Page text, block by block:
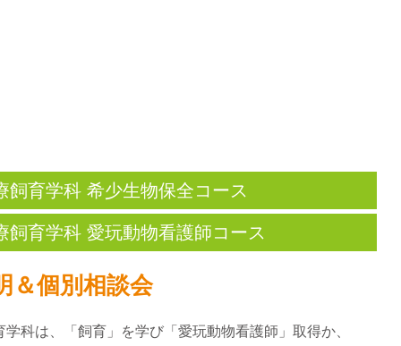
飼育学科 希少生物保全コース
飼育学科 愛玩動物看護師コース
＆個別相談会
科は、「飼育」を学び「愛玩動物看護師」取得か、